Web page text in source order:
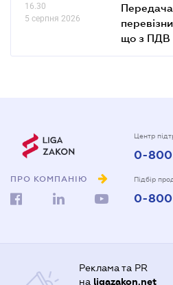
16.30
5 серпня 2026
що з ПДВ
ПРО КОМПАНІЮ
Центр
0-
Підбір
0-
Реклама та PR
на ligazakon.net